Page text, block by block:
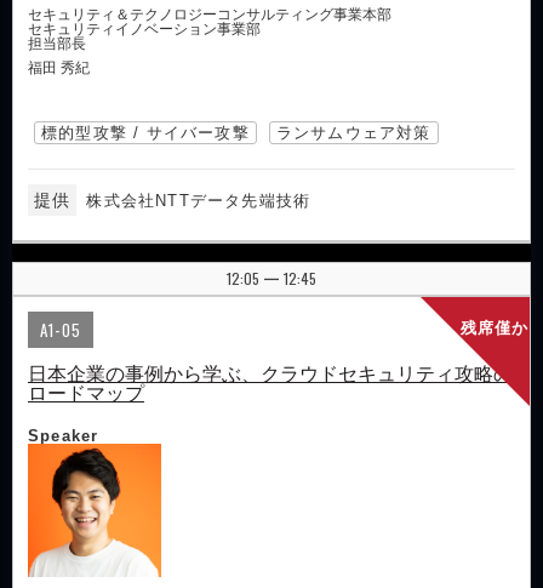
セキュリティ＆テクノロジーコンサルティング事業本部
セキュリティイノベーション事業部
担当部長
福田 秀紀
標的型攻撃 / サイバー攻撃 ランサムウェア対策
提供 株式会社NTTデータ先端技術
12:05 | 12:45
残席僅か
A1-05
日本企業の事例から学ぶ、クラウドセキュリティ攻略の
ロードマップ
Speaker